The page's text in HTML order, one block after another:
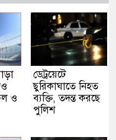
ও
ডেট্রয়েটে
ছুরিকাঘাতে নিহত
ব্যক্তি, তদন্ত করছে
পুলিশ